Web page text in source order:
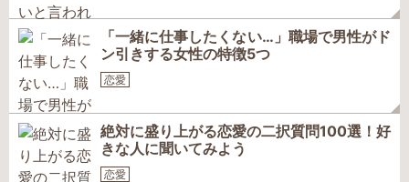
「一緒に仕事したくない…」職場で男性がド
ン引きする女性の特徴5つ
恋愛
絶対に盛り上がる恋愛の二択質問100選！好
きな人に聞いてみよう
恋愛